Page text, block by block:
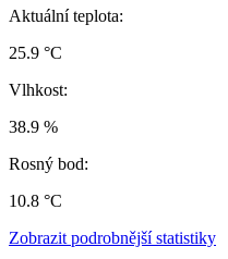
Aktuální teplota:
25.9 °C
Vlhkost:
38.9 %
Rosný bod:
10.8 °C
Zobrazit podrobnější statistiky